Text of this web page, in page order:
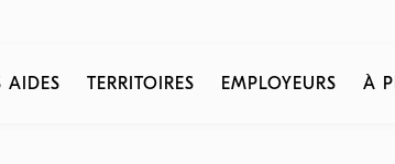
AIDES TERRITOIRES EMPLOYEURS À